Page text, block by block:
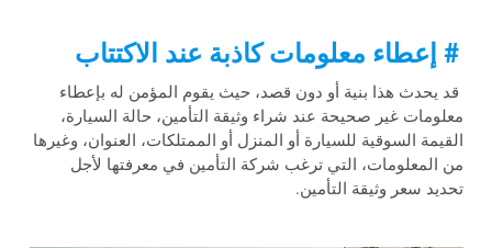
# إعطاء معلومات كاذبة عند الاكتتاب
قد يحدث هذا بنية أو دون قصد، حيث يقوم المؤمن له بإعطاء
معلومات غير صحيحة عند شراء وثيقة التأمين، حالة السيارة،
القيمة السوقية للسيارة أو المنزل أو الممتلكات، العنوان، وغيرها
من المعلومات، التي ترغب شركة التأمين في معرفتها لأجل
تحديد سعر وثيقة التأمين.